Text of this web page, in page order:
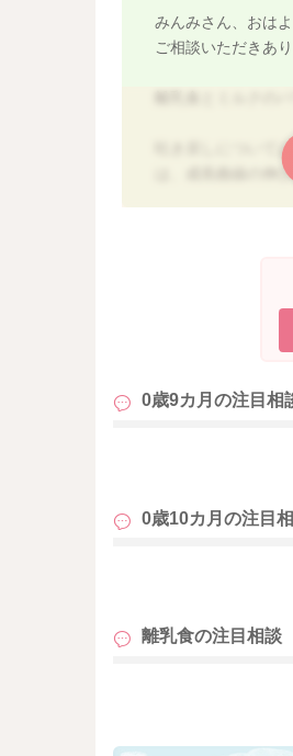
みんみさん、おはよ
ご相談いただきあ
吐き戻しについて
は、成長曲線の伸
3回食に進めば、
【ミルク+3回食（
・離乳食後に80～
0歳9カ月の注目相
0歳10カ月の注目
離乳食の注目相談